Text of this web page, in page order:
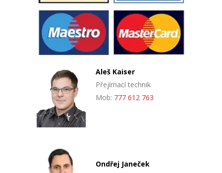
Aleš Kaiser
Přejímací technik
Mob: 777 612 763
Ondřej Janeček